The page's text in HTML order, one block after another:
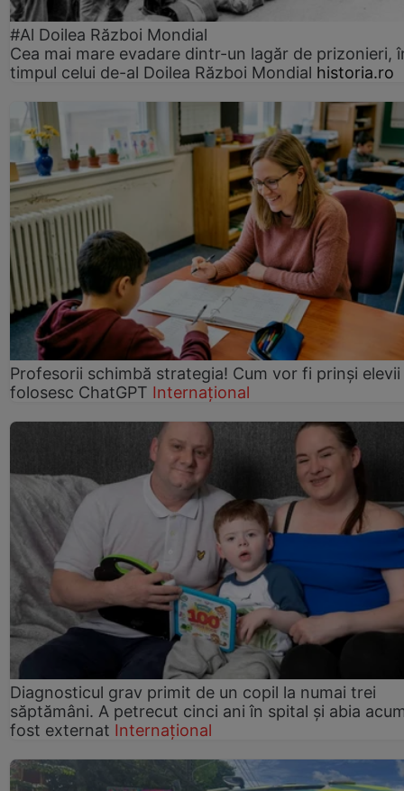
#Al Doilea Război Mondial
Cea mai mare evadare dintr-un lagăr de prizonieri,
timpul celui de-al Doilea Război Mondial historia.ro
Profesorii schimbă strategia! Cum vor fi prinși elevii
folosesc ChatGPT Internațional
Diagnosticul grav primit de un copil la numai trei
săptămâni. A petrecut cinci ani în spital și abia
fost externat Internațional